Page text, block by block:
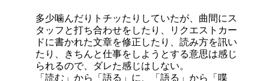
多少噛んだりトチッたりしていたが、曲間にス
タッフと打ち合わせをしたり、リクエストカー
ドに書かれた文章を修正したり、読み方を訊い
たり、きちんと仕事をしようとする意思は感じ
られるので、ダレた感じはしない。
「読む」から「語る」に、「語る」から「喋